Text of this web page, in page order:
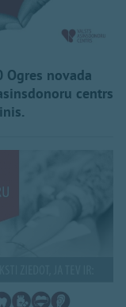
novada
centrs